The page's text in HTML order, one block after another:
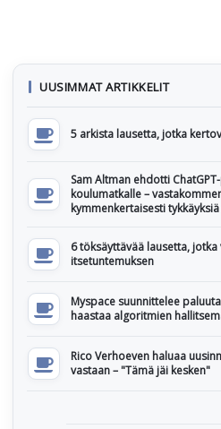
UUSIMMAT ARTIKKELIT
5 arkista lausetta, jotka
Sam Altman ehdotti
koulumatkalle –
kymmenkertaisesti tykkäyksiä
6 töksäyttävää lausetta,
itsetuntemuksen
Myspace suunnittelee
haastaa algoritmien
Rico Verhoeven haluaa
vastaan – "Tämä jäi kesken"